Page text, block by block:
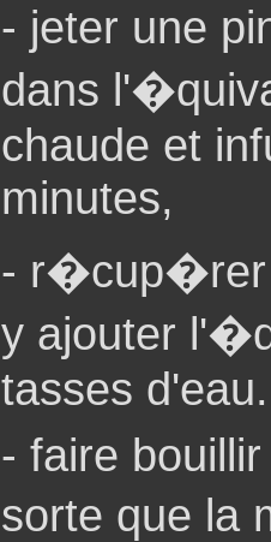
- jeter une
dans
chaude et
minutes,
- r�cup�rer
y ajouter
tasses d'eau.
- faire
sorte que